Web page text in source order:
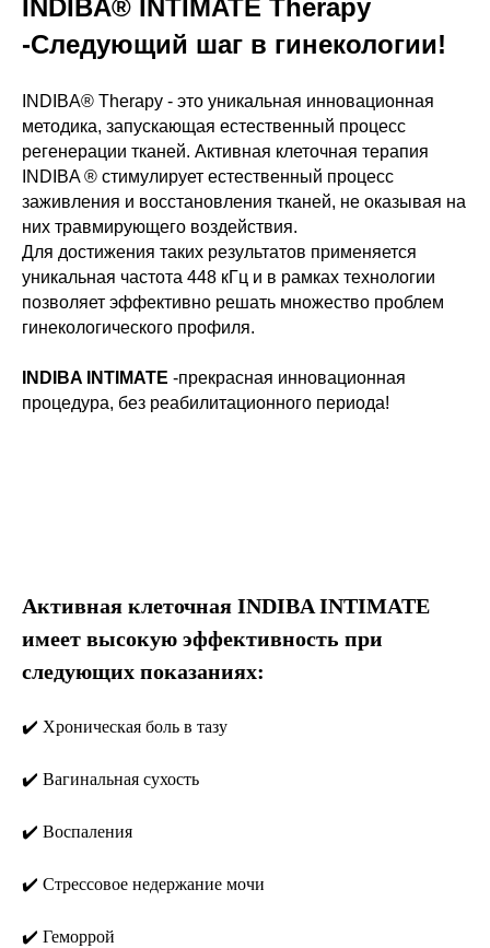
INDIBA® INTIMATE Therapy
-Следующий шаг в гинекологии!
INDIBA® Therapy - это уникальная инновационная
методика, запускающая естественный процесс
регенерации тканей. Активная клеточная терапия
INDIBA ® стимулирует естественный процесс
заживления и восстановления тканей, не оказывая на
них травмирующего воздействия.
Для достижения таких результатов применяется
уникальная частота 448 кГц и в рамках технологии
позволяет эффективно решать множество проблем
гинекологического профиля.
INDIBA INTIMATE -прекрасная инновационная
процедура, без реабилитационного периода!
Активная клеточная INDIBA INTIMATE
имеет высокую эффективность при
следующих показаниях:
✔️ Хроническая боль в тазу
✔️ Вагинальная сухость
✔️ Воспаления
✔️ Стрессовое недержание мочи
✔️ Геморрой